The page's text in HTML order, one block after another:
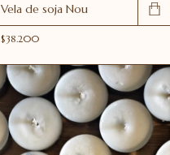
Vela de soja Nou
$38.200